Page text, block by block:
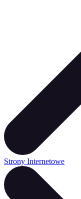
Strony Internetowe